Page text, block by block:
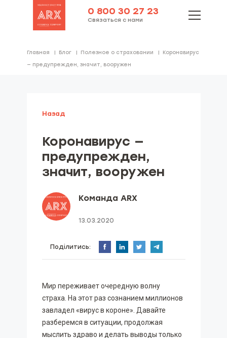
0 800 30 27 23
Связаться с нами
Главная Блог Полезное о страховании
Коронавирус
— предупрежден, значит, вооружен
Назад
Коронавирус —
предупрежден,
значит, вооружен
Команда ARX
13.03.2020
Поділитись:
Мир переживает очередную волну
страха. На этот раз сознанием миллионов
завладел «вирус в короне». Давайте
разберемся в ситуации, продолжая
мыслить здраво и делать выводы только